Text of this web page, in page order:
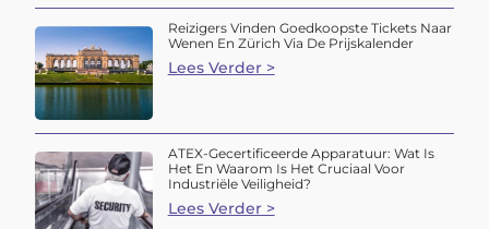
Reizigers Vinden Goedkoopste Tickets Naar
Wenen En Zürich Via De Prijskalender
Lees Verder >
ATEX-Gecertificeerde Apparatuur: Wat Is
Het En Waarom Is Het Cruciaal Voor
Industriële Veiligheid?
Lees Verder >